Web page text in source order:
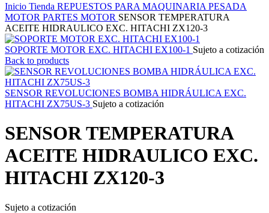
Inicio Tienda REPUESTOS PARA MAQUINARIA PESADA
MOTOR PARTES MOTOR SENSOR TEMPERATURA
ACEITE HIDRAULICO EXC. HITACHI ZX120-3
SOPORTE MOTOR EXC. HITACHI EX100-1 Sujeto a cotización
Back to products
SENSOR REVOLUCIONES BOMBA HIDRÁULICA EXC.
HITACHI ZX75US-3 Sujeto a cotización
SENSOR TEMPERATURA
ACEITE HIDRAULICO EXC.
HITACHI ZX120-3
Sujeto a cotización